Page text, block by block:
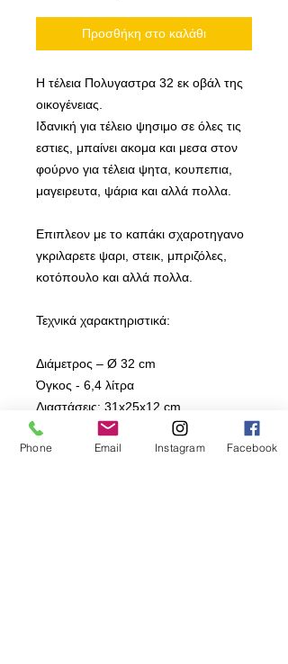
Προσθήκη στο καλάθι
Η τέλεια Πολυγαστρα 32 εκ οβάλ της
οικογένειας.
Ιδανική για τέλειο ψησιμο σε όλες τις
εστιες, μπαίνει ακομα και μεσα στον
φούρνο για τέλεια ψητα, κουπεπια,
μαγειρευτα, ψάρια και αλλά πολλα.
Επιπλεον με το καπάκι σχαροτηγανο
γκριλαρετε ψαρι, στεικ, μπριζόλες,
κοτόπουλο και αλλά πολλα.
Τεχνικά χαρακτηριστικά:
Διάμετρος – Ø 32 cm
Όγκος - 6,4 λίτρα
Διαστάσεις: 31x25x12 cm
Το σχήμα είναι οβάλ
Phone Email Instagram Facebook